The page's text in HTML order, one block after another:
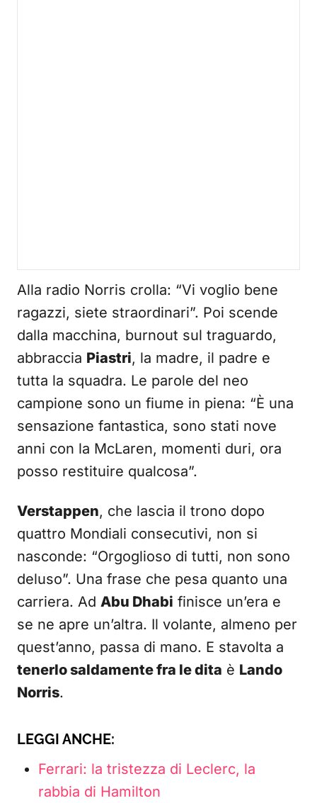
Alla radio Norris crolla: “Vi voglio bene
ragazzi, siete straordinari”. Poi scende
dalla macchina, burnout sul traguardo,
abbraccia Piastri, la madre, il padre e
tutta la squadra. Le parole del neo
campione sono un fiume in piena: “È una
sensazione fantastica, sono stati nove
anni con la McLaren, momenti duri, ora
posso restituire qualcosa”.
Verstappen, che lascia il trono dopo
quattro Mondiali consecutivi, non si
nasconde: “Orgoglioso di tutti, non sono
deluso”. Una frase che pesa quanto una
carriera. Ad Abu Dhabi finisce un’era e
se ne apre un’altra. Il volante, almeno per
quest’anno, passa di mano. E stavolta a
tenerlo saldamente fra le dita è Lando
Norris.
LEGGI ANCHE:
Ferrari: la tristezza di Leclerc, la
rabbia di Hamilton